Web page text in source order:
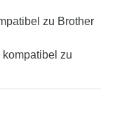
zu Brother
zu